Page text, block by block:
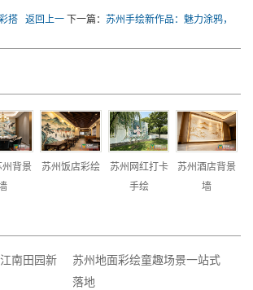
搭 返回上一下一篇： 苏州手绘新作品：魅力涂鸦，
州背景
苏州饭店彩绘
苏州网红打卡
手绘
苏州酒店背景
墙
南田园新
苏州地面彩绘童趣场景一站式
落地